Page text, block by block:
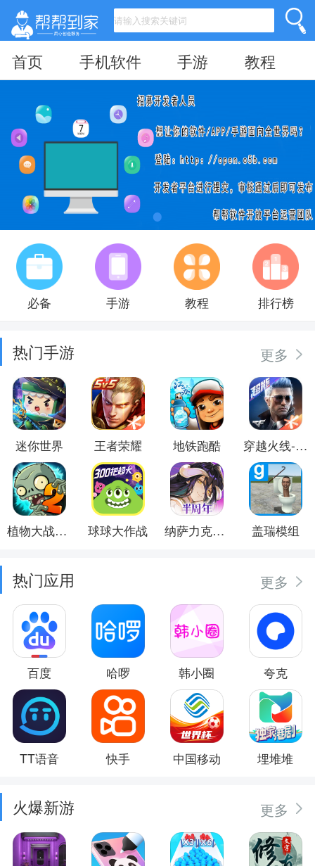
首页 手机软件 手游 教程
必备 手游 教程 排行榜
热门手游 更多
迷你世界 王者荣耀 地铁跑酷 穿越火线-枪战王者
植物大战僵尸2 球球大作战 纳萨力克之王 盖瑞模组
热门应用 更多
百度 哈啰 韩小圈 夸克
TT语音 快手 中国移动 埋堆堆
火爆新游 更多